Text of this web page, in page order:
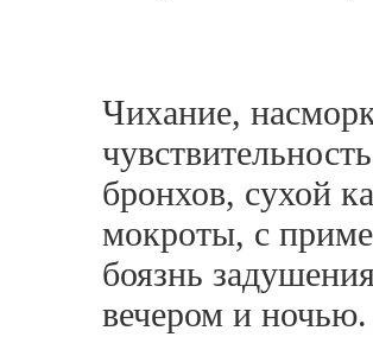
Чихание,
бронхов, сухой
мокроты, с
боязнь
вечером и ночью.